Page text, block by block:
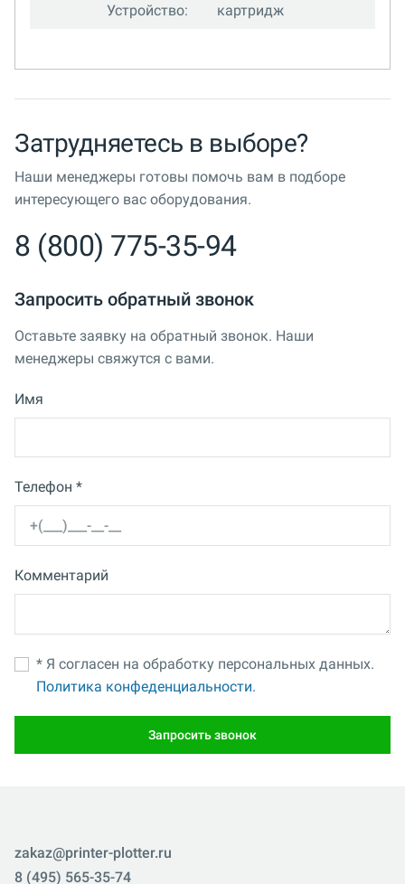
Устройство: картридж
Затрудняетесь в выборе?
Наши менеджеры готовы помочь вам в подборе
интересующего вас оборудования.
8 (800) 775-35-94
Запросить обратный звонок
Оставьте заявку на обратный звонок. Наши
менеджеры свяжутся с вами.
Имя
Телефон *
Комментарий
* Я согласен на обработку персональных данных.
Политика конфеденциальности.
Запросить звонок
zakaz@printer-plotter.ru
8 (495) 565-35-74